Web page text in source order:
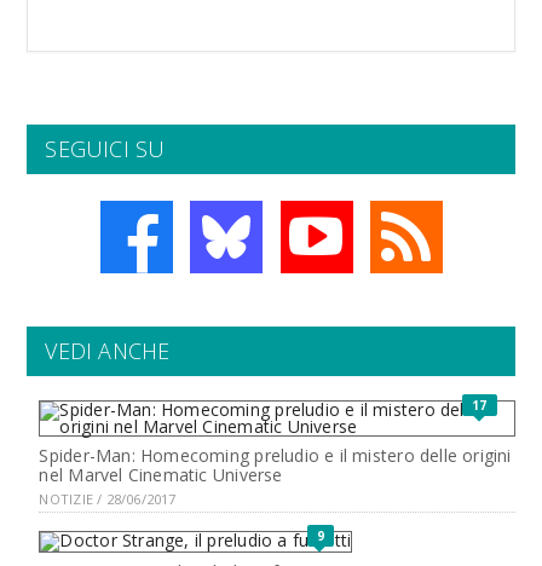
SEGUICI SU
VEDI ANCHE
17
Spider-Man: Homecoming preludio e il mistero delle origini
nel Marvel Cinematic Universe
NOTIZIE / 28/06/2017
9